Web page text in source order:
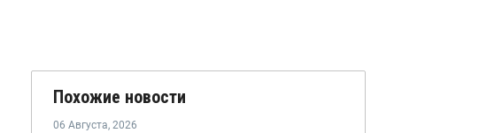
Похожие новости
06 Августа, 2026